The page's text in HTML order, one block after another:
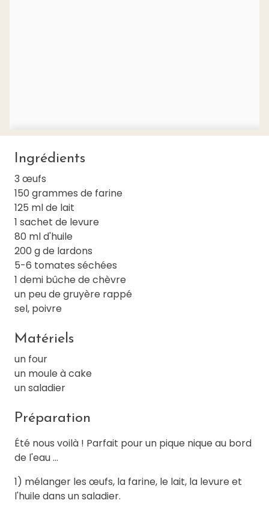
Ingrédients
3 œufs
150 grammes de farine
125 ml de lait
1 sachet de levure
80 ml d'huile
200 g de lardons
5-6 tomates séchées
1 demi bûche de chèvre
un peu de gruyère rappé
sel, poivre
Matériels
un four
un moule à cake
un saladier
Préparation
Été nous voilà ! Parfait pour un pique nique au bord
de l'eau ...
1) mélanger les œufs, la farine, le lait, la levure et
l'huile dans un saladier.